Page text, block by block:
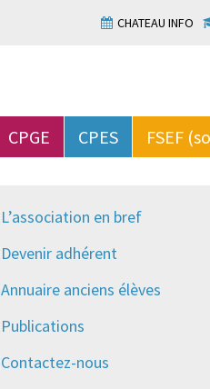
CHATEAU INFO
CPGE CPES FSEF
L’association en bref
Devenir adhérent
Annuaire anciens élèves
Publications
Contactez-nous